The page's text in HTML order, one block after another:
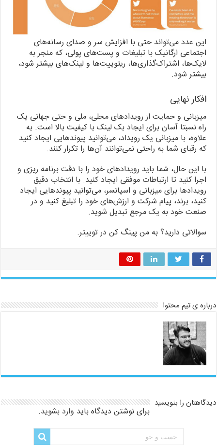
این عدد می‌تواند حتی با افزایش سر و صدای رسانه‌های
اجتماعی ارگانیک با تبلیغات و پست‌های پولی، که منجر به
لایک‌ها، اشتراک‌گذاری‌ها، ریتوییت‌ها و لینک‌های بیشتر شود،
بیشتر شود.
افکار نهایی
میزبانی و حمایت از رویدادهای محلی، ملی و حتی جهانی یک
راه نسبتا آسان برای ایجاد بک لینک با کیفیت بالا است. به
علاوه، با میزبانی یک رویداد، می‌توانید پیوندهایی ایجاد کنید
که رقبای شما به راحتی نمی‌توانند آن‌ها را تکرار کنند.
با این حال، شما باید رویدادهای خود را با دقت برنامه ریزی و
اجرا کنید تا ارتباطات موفقی ایجاد کنید. با انتخاب دقیق
رویدادها برای میزبانی و اسپانسر، می‌توانید پیوندهایی ایجاد
کنید، برند، پیام شرکت و ارزش‌های خود را تبلیغ کنید و در
صنعت خود به یک مرجع تبدیل شوید.
سوالاتی دارید؟ به من پینگ کن در توییتر.
درباره ی تیم محتوا
دیدگاهتان را بنویسید
برای نوشتن دیدگاه باید وارد بشوید.